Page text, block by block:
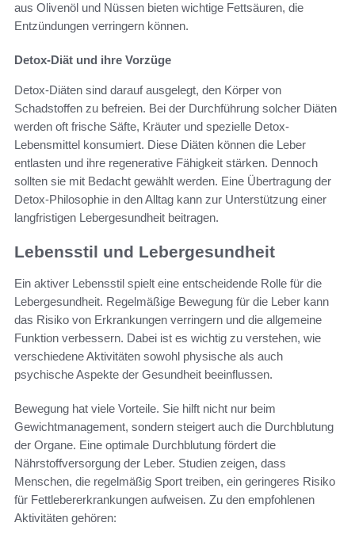
aus Olivenöl und Nüssen bieten wichtige Fettsäuren, die
Entzündungen verringern können.
Detox-Diät und ihre Vorzüge
Detox-Diäten sind darauf ausgelegt, den Körper von
Schadstoffen zu befreien. Bei der Durchführung solcher Diäten
werden oft frische Säfte, Kräuter und spezielle Detox-
Lebensmittel konsumiert. Diese Diäten können die Leber
entlasten und ihre regenerative Fähigkeit stärken. Dennoch
sollten sie mit Bedacht gewählt werden. Eine Übertragung der
Detox-Philosophie in den Alltag kann zur Unterstützung einer
langfristigen Lebergesundheit beitragen.
Lebensstil und Lebergesundheit
Ein aktiver Lebensstil spielt eine entscheidende Rolle für die
Lebergesundheit. Regelmäßige Bewegung für die Leber kann
das Risiko von Erkrankungen verringern und die allgemeine
Funktion verbessern. Dabei ist es wichtig zu verstehen, wie
verschiedene Aktivitäten sowohl physische als auch
psychische Aspekte der Gesundheit beeinflussen.
Bewegung hat viele Vorteile. Sie hilft nicht nur beim
Gewichtmanagement, sondern steigert auch die Durchblutung
der Organe. Eine optimale Durchblutung fördert die
Nährstoffversorgung der Leber. Studien zeigen, dass
Menschen, die regelmäßig Sport treiben, ein geringeres Risiko
für Fettlebererkrankungen aufweisen. Zu den empfohlenen
Aktivitäten gehören: